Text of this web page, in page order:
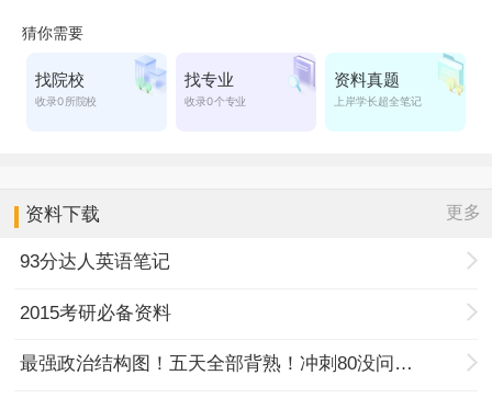
资料下载 更多
93分达人英语笔记
2015考研必备资料
最强政治结构图！五天全部背熟！冲刺80没问题！